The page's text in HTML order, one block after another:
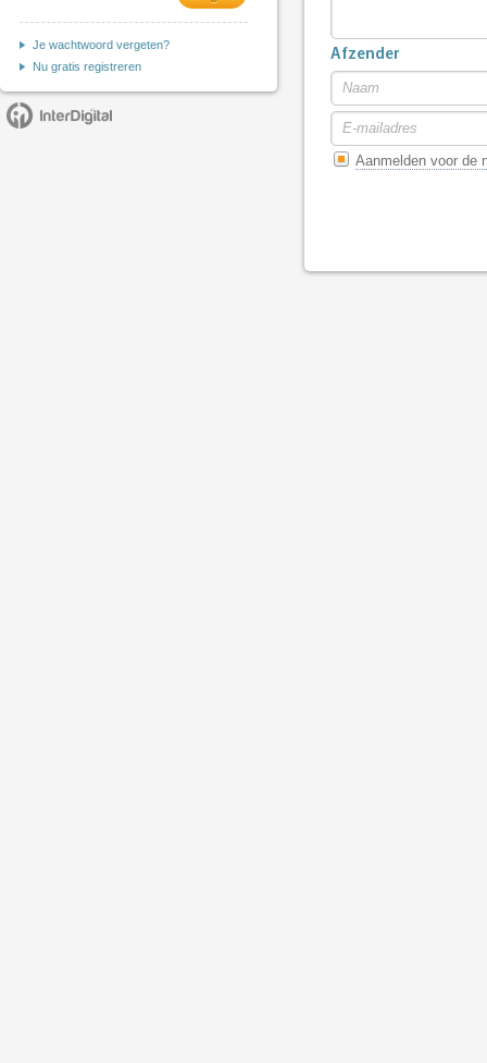
Je wachtwoord vergeten?
Nu gratis registreren
Afzender
Aanmelden voor de